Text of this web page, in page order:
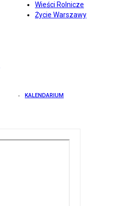
Wieści Rolnicze
Życie Warszawy
KALENDARIUM